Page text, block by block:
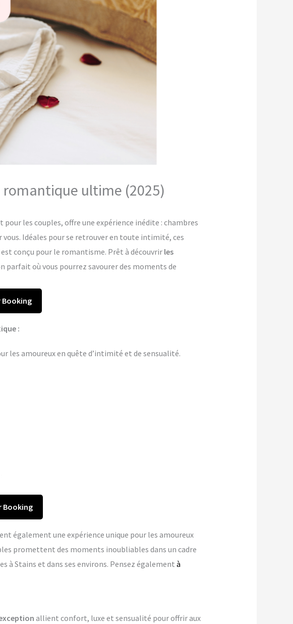
romantique ultime (2025)
les couples, offre une expérience inédite : chambres
Idéales pour se retrouver en toute intimité, ces
conçu pour le romantisme. Prêt à découvrir les
parfait où vous pourrez savourer des moments de
Booking
:
les amoureux en quête d’intimité et de sensualité.
Booking
également une expérience unique pour les amoureux
promettent des moments inoubliables dans un cadre
à Stains et dans ses environs. Pensez également à
allient confort, luxe et sensualité pour offrir aux